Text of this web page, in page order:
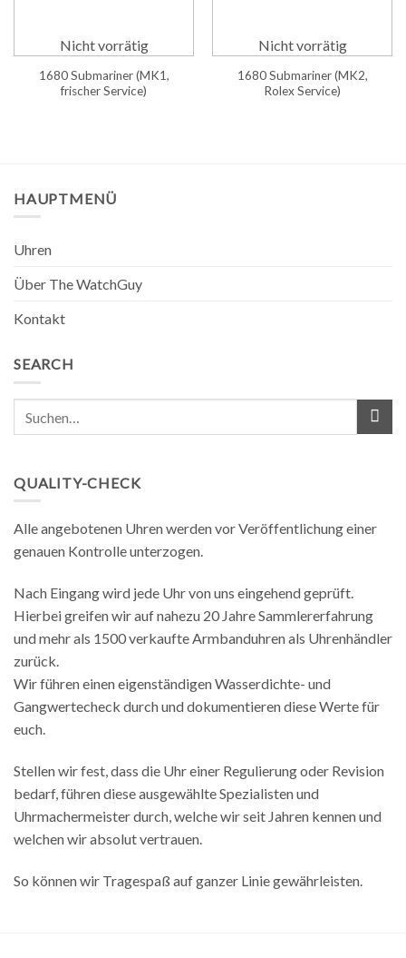
Nicht vorrätig
1680 Submariner (MK1,
frischer Service)
Nicht vorrätig
1680 Submariner (MK2,
Rolex Service)
HAUPTMENÜ
Uhren
Über The WatchGuy
Kontakt
SEARCH
QUALITY-CHECK
Alle angebotenen Uhren werden vor Veröffentlichung einer
genauen Kontrolle unterzogen.
Nach Eingang wird jede Uhr von uns eingehend geprüft.
Hierbei greifen wir auf nahezu 20 Jahre Sammlererfahrung
und mehr als 1500 verkaufte Armbanduhren als Uhrenhändler
zurück.
Wir führen einen eigenständigen Wasserdichte- und
Gangwertecheck durch und dokumentieren diese Werte für
euch.
Stellen wir fest, dass die Uhr einer Regulierung oder Revision
bedarf, führen diese ausgewählte Spezialisten und
Uhrmachermeister durch, welche wir seit Jahren kennen und
welchen wir absolut vertrauen.
So können wir Tragespaß auf ganzer Linie gewährleisten.